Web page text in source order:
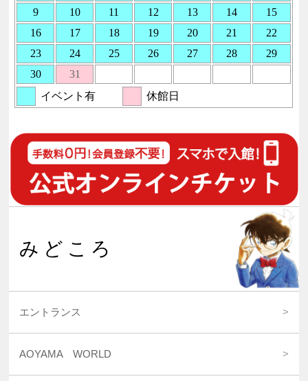
みどころ
エントランス
AOYAMA WORLD